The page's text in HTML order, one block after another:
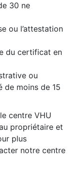
30 ne
ou l’attestation
du certificat en
ou
de moins de 15
centre VHU
propriétaire et
plus
notre centre